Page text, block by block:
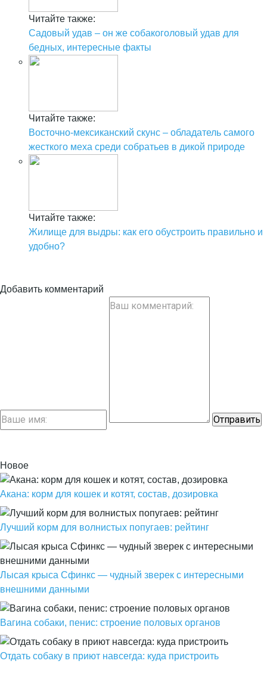
Читайте также:
Садовый удав – он же собакоголовый удав для
бедных, интересные факты
Читайте также:
Восточно-мексиканский скунс – обладатель самого
жесткого меха среди собратьев в дикой природе
Читайте также:
Жилище для выдры: как его обустроить правильно и
удобно?
Добавить комментарий
Новое
Акана: корм для кошек и котят, состав, дозировка
Лучший корм для волнистых попугаев: рейтинг
Лысая крыса Сфинкс — чудный зверек с интересными
внешними данными
Вагина собаки, пенис: строение половых органов
Отдать собаку в приют навсегда: куда пристроить